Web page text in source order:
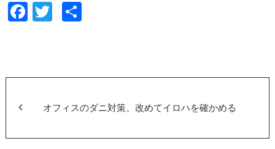
F
オフィスのダニ対策、改めてイロハを確かめる